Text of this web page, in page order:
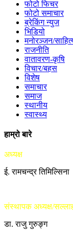
फोटो फिचर
फोटो समाचार
ब्रेकिंग न्युज
भिडियो
मनोरञ्जन/
राजनीति
वातावरण-कृषि
विचार/बहस
विशेष
समाचार
समाज
स्थानीय
स्वास्थ्य
हाम्रो बारे
अध्यक्ष
ई. रामचन्द्र तिमिल्सिना
संस्थापक अध्यक्ष/
डा. राजु गुरुङ्ग